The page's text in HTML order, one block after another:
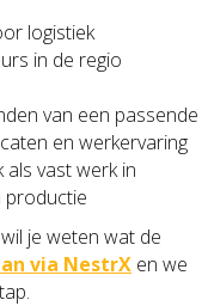
logistiek
in de regio
van een passende
en werkervaring
vast werk in
productie
je weten wat de
via NestrX en we